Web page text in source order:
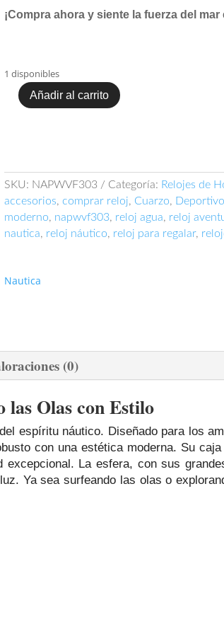
¡Compra ahora y siente la fuerza del
1 disponibles
Nautica
Añadir al carrito
SKU: NAPWVF303 Categoría: Relojes de
accesorios, comprar reloj, Cuarzo, Deportivo
moderno, napwvf303, reloj agua, reloj
nautica, reloj náutico, reloj para regalar,
Nautica
(0)
Olas con Estilo
espíritu náutico. Diseñado para los
con una estética moderna. Su
La esfera, con sus
Ya sea surfeando las olas o